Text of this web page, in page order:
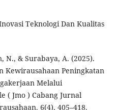
Teknologi Dan Kualitas
N., & Surabaya, A. (2025).
Kewirausahaan Peningkatan
Melalui
( Jmo ) Cabang Jurnal
6(4), 405–418.